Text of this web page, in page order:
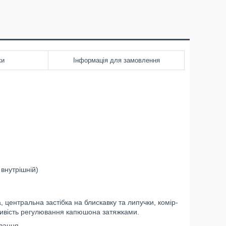
Інформація для замовлення
застібка на блискавку та липучки, комір-
регулювання капюшона затяжками.